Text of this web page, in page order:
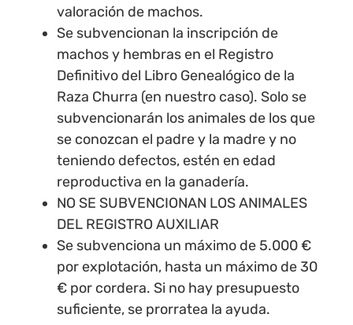
valoración de machos.
Se subvencionan la inscripción de
machos y hembras en el Registro
Definitivo del Libro Genealógico de la
Raza Churra (en nuestro caso). Solo se
subvencionarán los animales de los que
se conozcan el padre y la madre y no
teniendo defectos, estén en edad
reproductiva en la ganadería.
NO SE SUBVENCIONAN LOS ANIMALES
DEL REGISTRO AUXILIAR
Se subvenciona un máximo de 5.000 €
por explotación, hasta un máximo de 30
€ por cordera. Si no hay presupuesto
suficiente, se prorratea la ayuda.